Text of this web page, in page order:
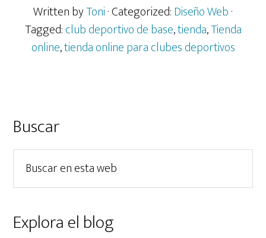
digital
para
el
Written byToni· Categorized:Diseño Web·
Tagged:club deportivo de base,tienda,Tienda
online,tienda online para clubes deportivos
Barra
lateral
principal
Buscar
esta
web
Explora el blog